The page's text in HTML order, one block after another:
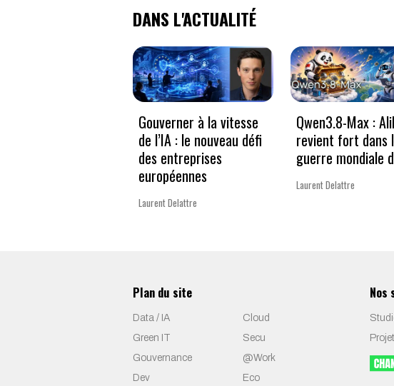
DANS L'ACTUALITÉ
Gouverner à la vitesse
de l’IA : le nouveau défi
des entreprises
européennes
Laurent Delattre
Qwen3.8-Max :
revient fort dans
guerre mondiale
Laurent Delattre
Plan du site
Data / IA
Cloud
Green IT
Secu
Gouvernance
@Work
Dev
Eco
Nos